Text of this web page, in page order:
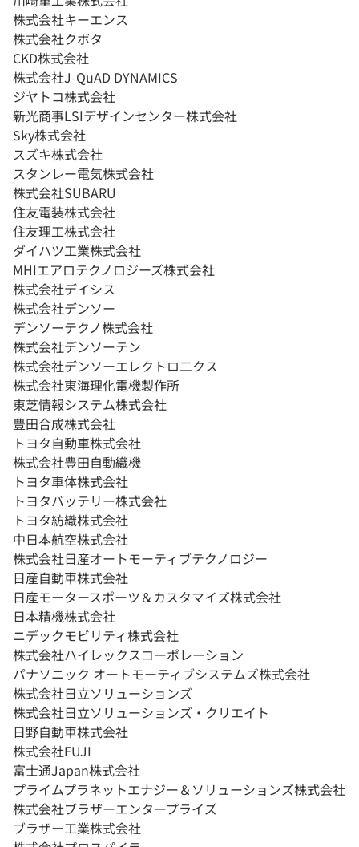
株式会社キーエンス
株式会社クボタ
CKD株式会社
株式会社J-QuAD DYNAMICS
ジヤトコ株式会社
新光商事LSIデザインセンター株式会社
Sky株式会社
スズキ株式会社
スタンレー電気株式会社
株式会社SUBARU
住友電装株式会社
住友理工株式会社
ダイハツ工業株式会社
MHIエアロテクノロジーズ株式会社
株式会社デイシス
株式会社デンソー
デンソーテクノ株式会社
株式会社デンソーテン
株式会社デンソーエレクトロ二クス
株式会社東海理化電機製作所
東芝情報システム株式会社
豊田合成株式会社
トヨタ自動車株式会社
株式会社豊田自動織機
トヨタ車体株式会社
トヨタバッテリー株式会社
トヨタ紡織株式会社
中日本航空株式会社
株式会社日産オートモーティブテクノロジー
日産自動車株式会社
日産モータースポーツ＆カスタマイズ株式会社
日本精機株式会社
ニデックモビリティ株式会社
株式会社ハイレックスコーポレーション
パナソニック オートモーティブシステムズ株式会社
株式会社日立ソリューションズ
株式会社日立ソリューションズ・クリエイト
日野自動車株式会社
株式会社FUJI
富士通Japan株式会社
プライムプラネットエナジー＆ソリューションズ株式会社
株式会社ブラザーエンタープライズ
ブラザー工業株式会社